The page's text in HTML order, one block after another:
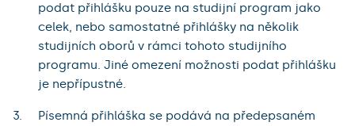
podat přihlášku pouze na studijní program jako
celek, nebo samostatné přihlášky na několik
studijních oborů v rámci tohoto studijního
programu. Jiné omezení možnosti podat přihlášku
je nepřípustné.
Písemná přihláška se podává na předepsaném